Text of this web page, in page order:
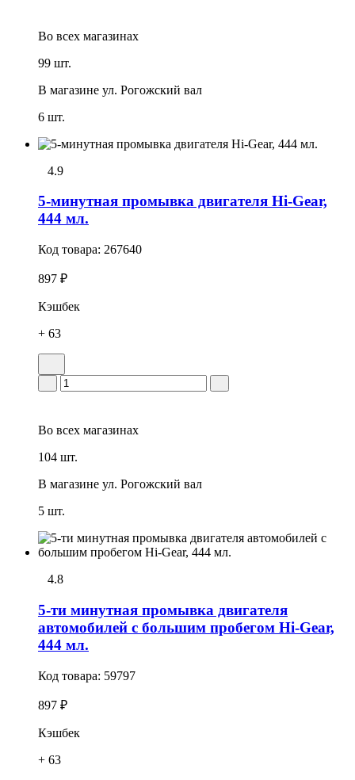
Во всех магазинах
99 шт.
В магазине ул. Рогожский вал
6 шт.
4.9
5-минутная промывка двигателя Hi-Gear,
444 мл.
Код товара: 267640
897 ₽
Кэшбек
+ 63
Во всех магазинах
104 шт.
В магазине ул. Рогожский вал
5 шт.
4.8
5-ти минутная промывка двигателя
автомобилей с большим пробегом Hi-Gear,
444 мл.
Код товара: 59797
897 ₽
Кэшбек
+ 63